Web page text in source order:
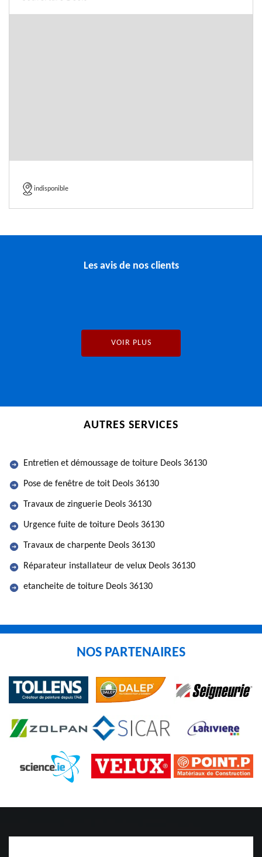
indisponible
Les avis de nos clients
VOIR PLUS
AUTRES SERVICES
Entretien et démoussage de toiture Deols 36130
Pose de fenêtre de toit Deols 36130
Travaux de zinguerie Deols 36130
Urgence fuite de toiture Deols 36130
Travaux de charpente Deols 36130
Réparateur installateur de velux Deols 36130
etancheite de toiture Deols 36130
NOS PARTENAIRES